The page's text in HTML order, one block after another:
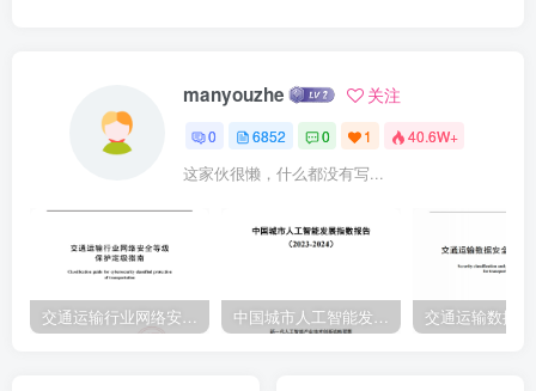
manyouzhe 关注
0 6852 0 1 40.6W+
这家伙很懒，什么都没有写...